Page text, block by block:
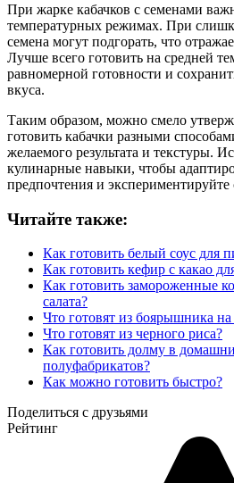
При жарке кабачков с семенами
температурных режимах. При
семена могут подгорать, что
Лучше всего готовить на средней
равномерной готовности и
вкуса.
Таким образом, можно смело
готовить кабачки разными
желаемого результата и текстуры.
кулинарные навыки, чтобы
предпочтения и
Читайте также:
Как готовить белый соус для
Как готовить кефир с какао
Как готовить замороженные
салата?
Что готовят из боярышника на
Что готовят из черного риса?
Как готовить долму в
полуфабрикатов?
Как можно готовить быстро?
Поделиться с друзьями
Рейтинг